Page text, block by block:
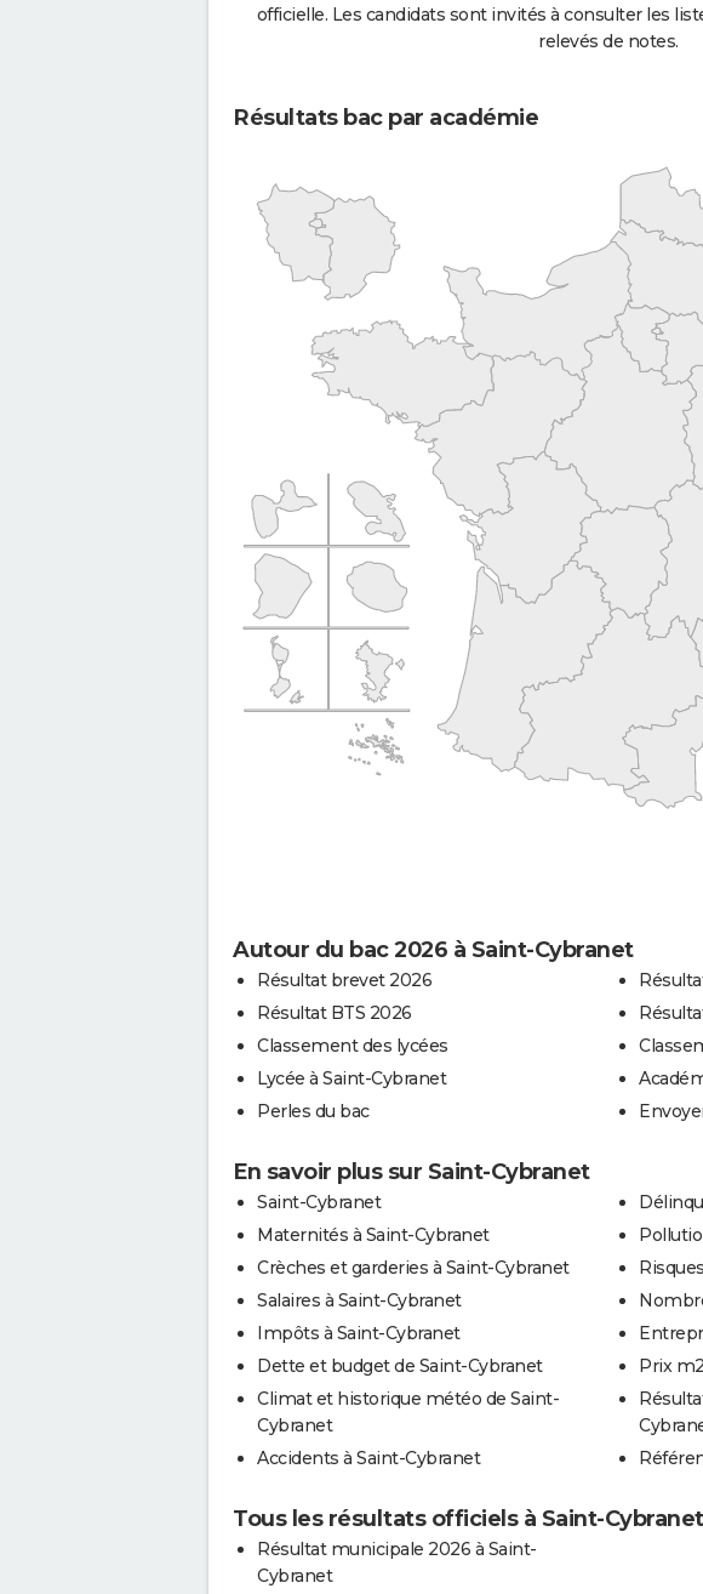
officielle. Les candidats sont invités à consulter les
relevés de notes.
Résultats bac par académie
Autour du bac 2026 à Saint-Cybranet
Résultat brevet 2026
Résultat BTS 2026
Classement des lycées
Lycée à Saint-Cybranet
Perles du bac
En savoir plus sur Saint-Cybranet
Saint-Cybranet
Maternités à Saint-Cybranet
Crèches et garderies à Saint-Cybranet
Salaires à Saint-Cybranet
Impôts à Saint-Cybranet
Dette et budget de Saint-Cybranet
Climat et historique météo de Saint-
Cybranet
Accidents à Saint-Cybranet
Prix
Tous les résultats officiels à Saint-Cybranet
Résultat municipale 2026 à Saint-
Cybranet